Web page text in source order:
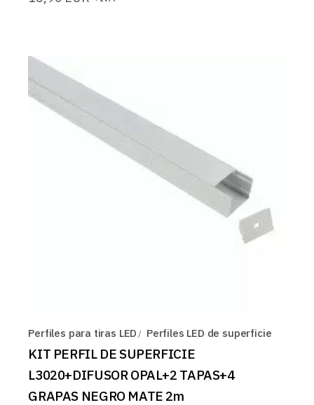
Perfiles para tiras LED Perfiles LED de superficie
KIT PERFIL DE SUPERFICIE
L3020+DIFUSOR OPAL+2 TAPAS+4
GRAPAS NEGRO MATE 2m